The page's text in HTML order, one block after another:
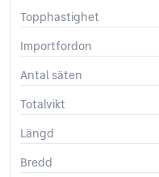
Topphastighet
Importfordon
Antal säten
Totalvikt
Längd
Bredd